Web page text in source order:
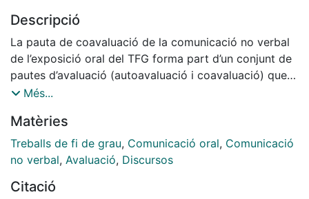
del llenguatge no verbal, relacionats amb el cos, les
mans i els braços, les cames i els peus, i la cara. Fa
explícits els criteris d’avaluació i facilita la retroacció
entre iguals, a partir d’una llista de verificació que té
en compte les recomanacions del vídeo Com fem un
no verbal?
Descripció
La pauta de coavaluació de la comunicació no verbal
de l’exposició oral del TFG forma part d’un conjunt de
pautes d’avaluació (autoavaluació i coavaluació) que
permeten a l'alumnat analitzar l’elaboració d’un discurs
funciona com una llista de verificació, estan extrets
del vídeo Com fem un discurs oral eficaç? Com hi
incorporem el llenguatge no verbal? Serveix per
verbal de l’exposició oral d'un company o d’una
Més...
Matèries
Treballs de fi de grau, Comunicació oral, Comunicació
no verbal, Avaluació, Discursos
Citació